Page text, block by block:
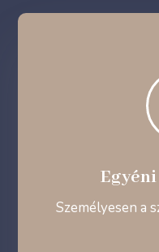
Személyesen a